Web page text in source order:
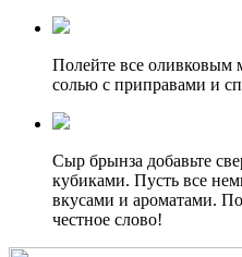
Полейте все оливковым
солью с приправами и
Сыр брынза добавьте
кубиками. Пусть все
вкусами и ароматами.
честное слово!